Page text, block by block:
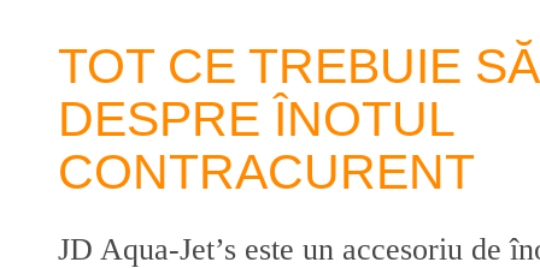
TOT CE TREBUIE
DESPRE ÎNOTUL
CONTRACURENT
JD Aqua-Jet’s este un accesoriu de